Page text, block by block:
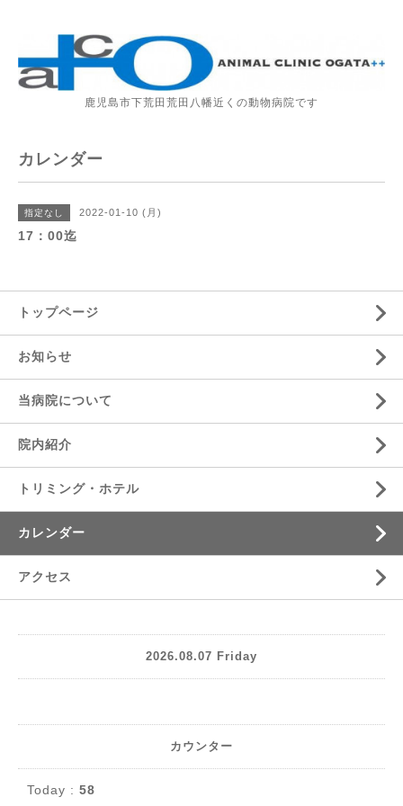
鹿児島市下荒田荒田八幡近くの動物病院です
カレンダー
指定なし 2022-01-10 (月)
17：00迄
トップページ
お知らせ
当病院について
院内紹介
トリミング・ホテル
カレンダー
アクセス
2026.08.07 Friday
カウンター
Today : 58